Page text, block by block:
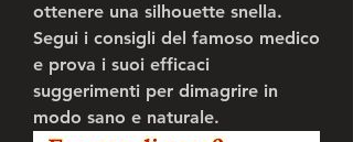
ottenere una silhouette snella.
Segui i consigli del famoso medico
e prova i suoi efficaci
suggerimenti per dimagrire in
modo sano e naturale.